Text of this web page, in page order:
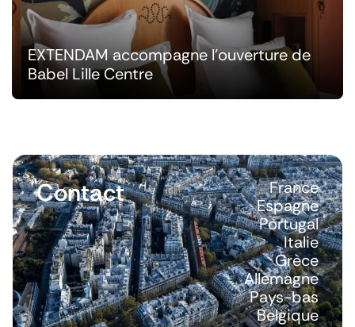
EXTENDAM accompagne l'ouverture de
Babel Lille Centre
Contact
France
Espagne
Portugal
Italie
Grèce
Allemagne
Pays-bas
Belgique